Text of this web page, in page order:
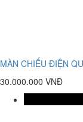
MÀN CHIẾU ĐIỆN
30.000.000 VNĐ